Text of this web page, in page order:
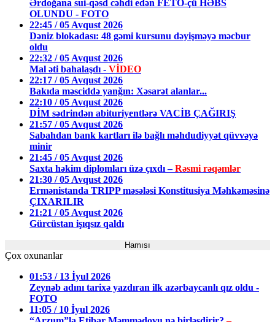
Ərdoğana sui-qəsd cəhdi edən FETÖ-çü HƏBS
OLUNDU - FOTO
22:45 / 05 Avqust 2026
Dəniz blokadası: 48 gəmi kursunu dəyişməyə məcbur
oldu
22:32 / 05 Avqust 2026
Mal əti bahalaşdı - VİDEO
22:17 / 05 Avqust 2026
Bakıda məsciddə yanğın: Xəsarət alanlar...
22:10 / 05 Avqust 2026
DİM sədrindən abituriyentlərə VACİB ÇAĞIRIŞ
21:57 / 05 Avqust 2026
Sabahdan bank kartları ilə bağlı məhdudiyyət qüvvəyə
minir
21:45 / 05 Avqust 2026
Saxta həkim diplomları üzə çıxdı –Rəsmi rəqəmlər
21:30 / 05 Avqust 2026
Ermənistanda TRIPP məsələsi Konstitusiya Məhkəməsinə
ÇIXARILIR
21:21 / 05 Avqust 2026
Gürcüstan işıqsız qaldı
Hamısı
Çox oxunanlar
01:53 / 13 İyul 2026
Zeynəb adını tarixə yazdıran ilk azərbaycanlı qız oldu -
FOTO
11:05 / 10 İyul 2026